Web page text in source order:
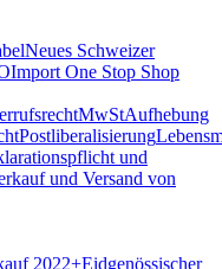
Neues Schweizer
Import One Stop Shop
MwStAufhebung
Postliberalisierung
und
und Versand von
2022+Eidgenössischer